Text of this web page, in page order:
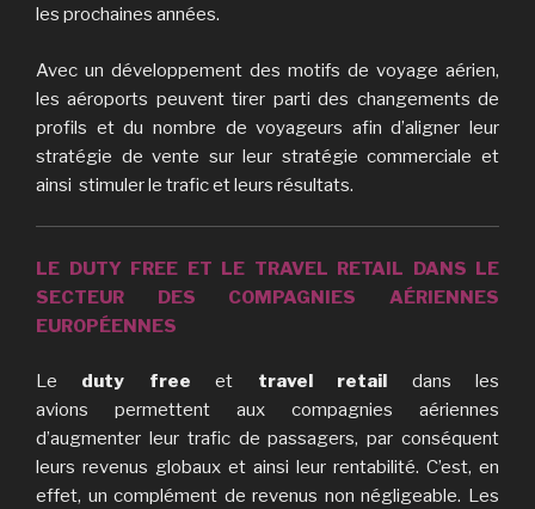
les prochaines années.
Avec un développement des motifs de voyage aérien,
les aéroports peuvent tirer parti des changements de
profils et du nombre de voyageurs afin d’aligner leur
stratégie de vente sur leur stratégie commerciale et
ainsi stimuler le trafic et leurs résultats.
LE DUTY FREE ET LE TRAVEL RETAIL DANS LE
SECTEUR DES COMPAGNIES AÉRIENNES
EUROPÉENNES
Le duty free et travel retail dans les
avions permettent aux compagnies aériennes
d’augmenter leur trafic de passagers, par conséquent
leurs revenus globaux et ainsi leur rentabilité. C’est, en
effet, un complément de revenus non négligeable. Les